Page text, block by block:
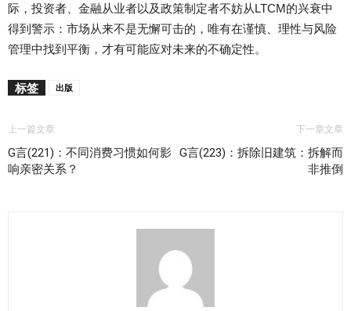
际，投资者、金融从业者以及政策制定者不妨从LTCM的兴衰中
得到警示：市场从来不是无懈可击的，唯有在谨慎、理性与风险
管理中找到平衡，才有可能应对未来的不确定性。
标签 出版
上一篇文章
G言(221)：不同消费习惯如何影
响亲密关系？
下一章文章
G言(223)：拆除旧建筑：拆解而
非推倒